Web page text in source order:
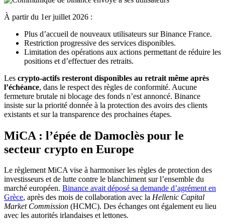
À partir du 1er juillet 2026 :
Plus d’accueil de nouveaux utilisateurs sur Binance France.
Restriction progressive des services disponibles.
Limitation des opérations aux actions permettant de réduire les
positions et d’effectuer des retraits.
Les crypto-actifs resteront disponibles au retrait même après
l’échéance, dans le respect des règles de conformité. Aucune
fermeture brutale ni blocage des fonds n’est annoncé. Binance
insiste sur la priorité donnée à la protection des avoirs des clients
existants et sur la transparence des prochaines étapes.
MiCA : l’épée de Damoclès pour le
secteur crypto en Europe
Le règlement MiCA vise à harmoniser les règles de protection des
investisseurs et de lutte contre le blanchiment sur l’ensemble du
marché européen. Binance avait déposé sa demande d’agrément en
Grèce, après des mois de collaboration avec la Hellenic Capital
Market Commission (HCMC). Des échanges ont également eu lieu
avec les autorités irlandaises et lettones.